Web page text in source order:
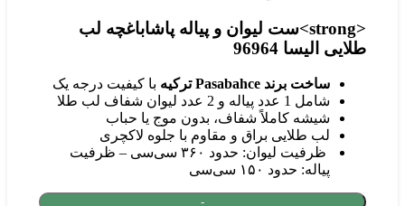
<strong>ست لیوان و پیاله پاشاباغچه لب
طلایی الیسا 96964
ساخت برند Pasabahce ترکیه
با کیفیت درجه یک
شامل 1 عدد پیاله و 2 عدد لیوان شفاف لب طلا
شیشه کاملاً شفاف، بدون موج یا حباب
لب طلایی براق و مقاوم با جلوه لاکچری
ظرفیت لیوان: حدود ۳۶۰ سی‌سی – ظرفیت
پیاله: حدود ۱۵۰ سی‌سی